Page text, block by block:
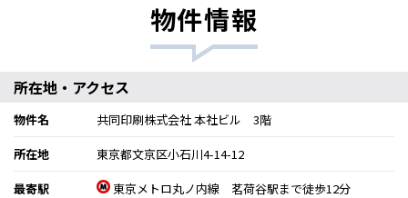
物件情報
所在地・アクセス
物件名
共同印刷株式会社 本社ビル 3階
所在地
東京都文京区小石川4-14-12
最寄駅
東京メトロ丸ノ内線 茗荷谷駅まで徒歩12分